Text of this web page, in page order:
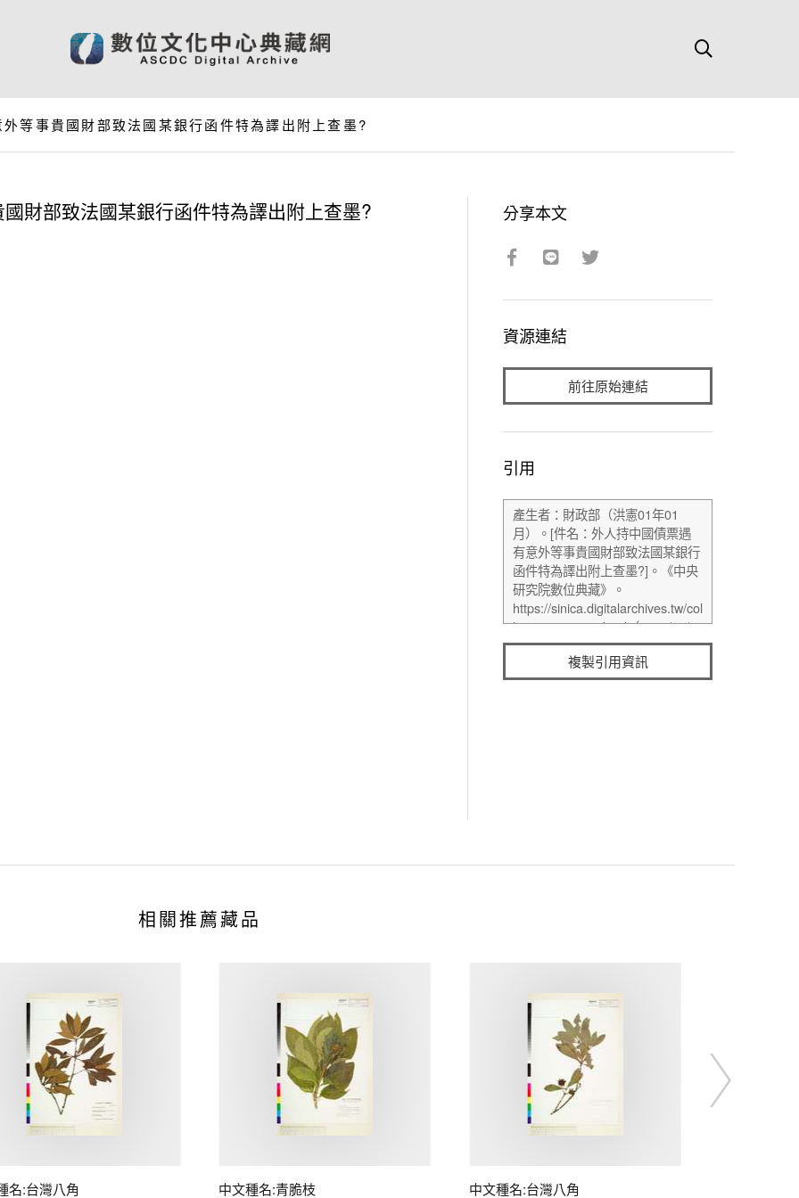
等事貴國財部致法國某銀行函件特為譯出附上查墨?
財部致法國某銀行函件特為譯出附上查墨? 分享本文
資源連結
前往原始連結
引用
複製引用資訊
相關推薦藏品
名:台灣八角 中文種名:青脆枝 中文種名:台灣八角